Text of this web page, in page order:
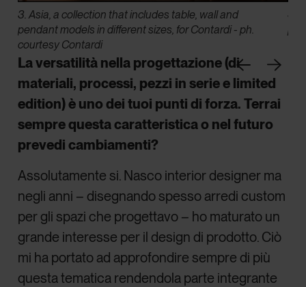
3. Asia, a collection that includes table, wall and
pendant models in different sizes, for Contardi - ph.
courtesy Contardi
4.
La versatilità nella progettazione (di
materiali, processi, pezzi in serie e limited
edition) è uno dei tuoi punti di forza. Terrai
sempre questa caratteristica o nel futuro
prevedi cambiamenti?
Assolutamente si. Nasco interior designer ma
negli anni – disegnando spesso arredi custom
per gli spazi che progettavo – ho maturato un
grande interesse per il design di prodotto. Ciò
mi ha portato ad approfondire sempre di più
questa tematica rendendola parte integrante